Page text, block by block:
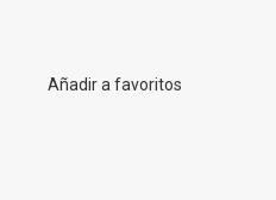
Añadir a favoritos